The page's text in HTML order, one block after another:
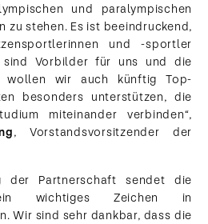
und paralympischen
zu stehen. Es ist beeindruckend,
und -sportler
Vorbilder für uns und die
wollen wir auch künftig Top-
besonders unterstützen, die
miteinander verbinden“,
, Vorstandsvorsitzender der
der Partnerschaft sendet die
wichtiges Zeichen in
Wir sind sehr dankbar, dass die